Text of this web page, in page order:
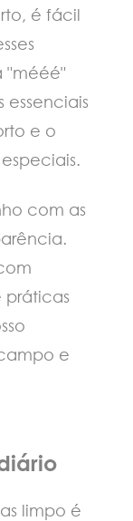
é fácil
"mééé"
e o
com as
práticas
e
limpo é